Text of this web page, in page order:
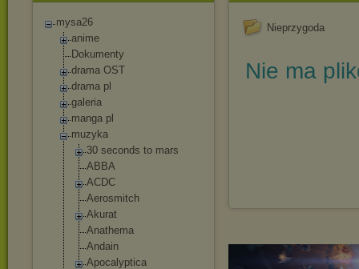
mysa26
anime
Dokumenty
drama OST
drama pl
galeria
manga pl
muzyka
30 seconds to mars
ABBA
ACDC
Aerosmitch
Akurat
Anathema
Andain
Apocalyptica
Nieprzygoda
Nie ma